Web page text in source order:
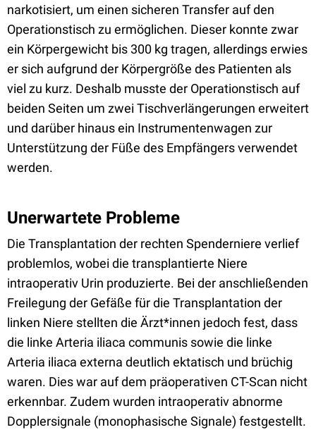
narkotisiert, um einen sicheren Transfer auf den
Operationstisch zu ermöglichen. Dieser konnte zwar
ein Körpergewicht bis 300 kg tragen, allerdings erwies
er sich aufgrund der Körpergröße des Patienten als
viel zu kurz. Deshalb musste der Operationstisch auf
beiden Seiten um zwei Tischverlängerungen erweitert
und darüber hinaus ein Instrumentenwagen zur
Unterstützung der Füße des Empfängers verwendet
werden.
Unerwartete Probleme
Die Transplantation der rechten Spenderniere verlief
problemlos, wobei die transplantierte Niere
intraoperativ Urin produzierte. Bei der anschließenden
Freilegung der Gefäße für die Transplantation der
linken Niere stellten die Ärzt*innen jedoch fest, dass
die linke Arteria iliaca communis sowie die linke
Arteria iliaca externa deutlich ektatisch und brüchig
waren. Dies war auf dem präoperativen CT-Scan nicht
erkennbar. Zudem wurden intraoperativ abnorme
Dopplersignale (monophasische Signale) festgestellt.